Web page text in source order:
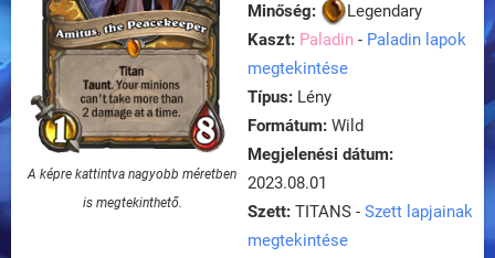
A képre kattintva nagyobb méretben
is megtekinthető.
Minőség:
Legendary
Kaszt: Paladin - Paladin lapok
megtekintése
Típus: Lény
Formátum: Wild
Megjelenési dátum:
2023.08.01
Szett: TITANS - Szett lapjainak
megtekintése